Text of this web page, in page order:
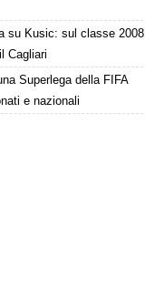
su Kusic: sul classe 2008
Cagliari
Superlega della FIFA
e nazionali